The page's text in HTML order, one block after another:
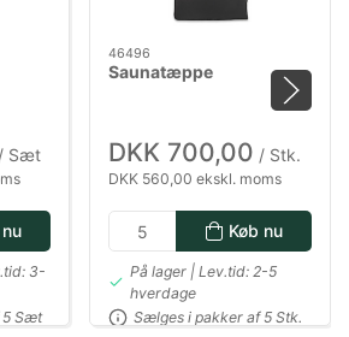
28
/ Sæt
3-
5 Sæt
46496
Saunatæppe
DKK 700,00 / Stk.
DKK 560,00 ekskl. moms
Køb nu
På lager | Lev.tid: 2-5
hverdage
Sælges i pakker af 5 Stk.